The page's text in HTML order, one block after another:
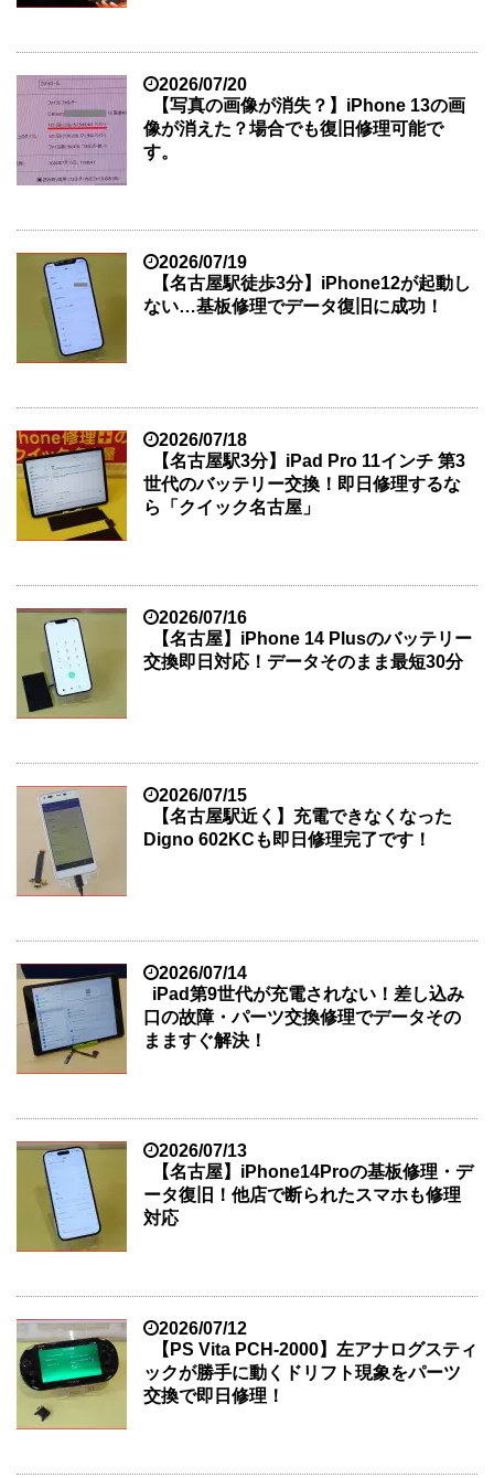
2026/07/20
【写真の画像が消失？】iPhone 13の画
像が消えた？場合でも復旧修理可能で
す。
2026/07/19
【名古屋駅徒歩3分】iPhone12が起動し
ない…基板修理でデータ復旧に成功！
2026/07/18
【名古屋駅3分】iPad Pro 11インチ 第3
世代のバッテリー交換！即日修理するな
ら「クイック名古屋」
2026/07/16
【名古屋】iPhone 14 Plusのバッテリー
交換即日対応！データそのまま最短30分
2026/07/15
【名古屋駅近く】充電できなくなった
Digno 602KCも即日修理完了です！
2026/07/14
iPad第9世代が充電されない！差し込み
口の故障・パーツ交換修理でデータその
まますぐ解決！
2026/07/13
【名古屋】iPhone14Proの基板修理・デ
ータ復旧！他店で断られたスマホも修理
対応
2026/07/12
【PS Vita PCH-2000】左アナログスティ
ックが勝手に動くドリフト現象をパーツ
交換で即日修理！